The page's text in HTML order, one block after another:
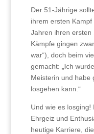
Der 51-Jährige
ihrem ersten
Jahren ihren ersten
Kämpfe gingen
war“), doch beim
gemacht: „Ich
Meisterin und habe
losgehen kann.“
Und wie es losging!
Ehrgeiz und
heutige Karriere,